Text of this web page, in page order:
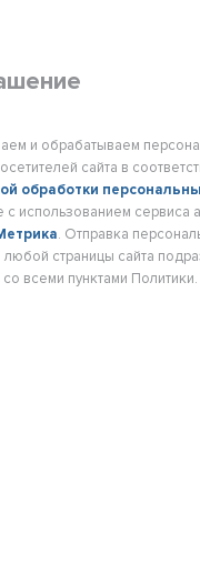
и обрабатываем
сайта в
обработки
с использованием сервиса
. Отправка
страницы сайта
со всеми пунктами Политики.